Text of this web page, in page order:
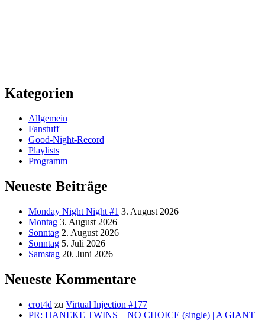
Kategorien
Allgemein
Fanstuff
Good-Night-Record
Playlists
Programm
Neueste Beiträge
Monday Night Night #1 3. August 2026
Montag 3. August 2026
Sonntag 2. August 2026
Sonntag 5. Juli 2026
Samstag 20. Juni 2026
Neueste Kommentare
crot4d zu Virtual Injection #177
PR: HANEKE TWINS – NO CHOICE (single) | A GIANT